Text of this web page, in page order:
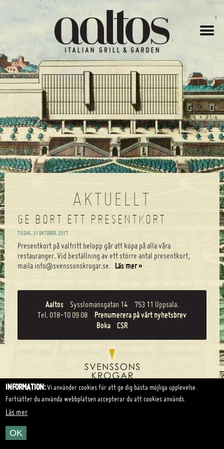
ITALIAN
GRILL
&
GARDEN
AKTUELLT
GE BORT ETT PRESENTKORT
TISDAG, 31 OKTOBER, 2017
Presentkort på valfritt belopp går att köpa på alla våra
restauranger. Vid beställning av ett större antal presentkort,
maila info@svenssonskrogar.se. Läs mer »
Aaltos Sysslomansgatan 14
753 11 Uppsala.
Tel. 018-10 09 08
Prenumerera på vårt nyhetsbrev
Boka
CSR
INFORMATION:Vi använder cookies för att ge dig bästa möjliga upplevelse.
Fortsätter du använda webbplatsen accepterar du att cookies används.
Läs mer
OK